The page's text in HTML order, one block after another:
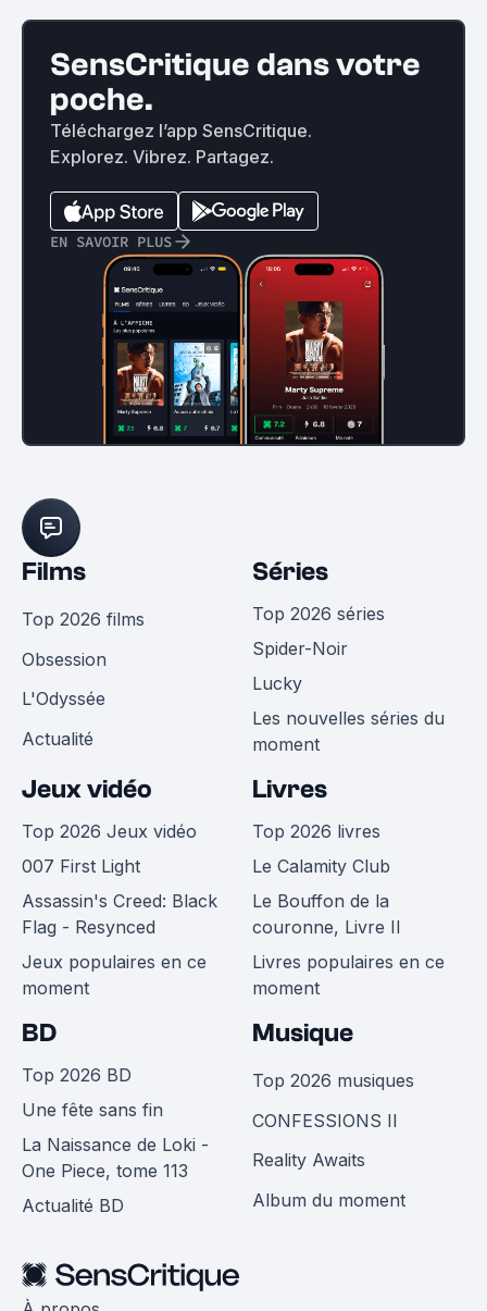
SensCritique dans votre
poche.
Téléchargez l’app SensCritique.
Explorez. Vibrez. Partagez.
EN SAVOIR PLUS
Films
Top 2026 films
Obsession
L'Odyssée
Actualité
Séries
Top 2026 séries
Spider-Noir
Lucky
Les nouvelles séries du
moment
Jeux vidéo
Top 2026 Jeux vidéo
007 First Light
Assassin's Creed: Black
Flag - Resynced
Jeux populaires en ce
moment
Livres
Top 2026 livres
Le Calamity Club
Le Bouffon de la
couronne, Livre II
Livres populaires en ce
moment
BD
Top 2026 BD
Une fête sans fin
La Naissance de Loki -
One Piece, tome 113
Actualité BD
Musique
Top 2026 musiques
CONFESSIONS II
Reality Awaits
Album du moment